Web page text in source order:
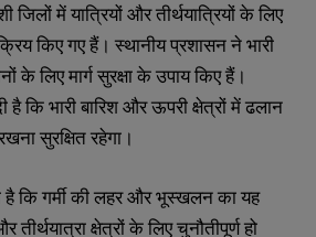
जिलों में यात्रियों और तीर्थयात्रियों के लिए
किए गए हैं। स्थानीय प्रशासन ने भारी
के लिए मार्ग सुरक्षा के उपाय किए हैं।
है कि भारी बारिश और ऊपरी क्षेत्रों में ढलान
सुरक्षित रहेगा।
है कि गर्मी की लहर और भूस्खलन का यह
तीर्थयात्रा क्षेत्रों के लिए चुनौतीपूर्ण हो